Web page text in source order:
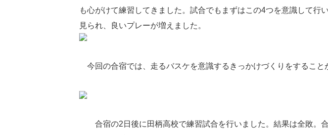
も心がけて練習してきました。試合でもまずはこの4つを意識して行
見られ、良いプレーが増えました。
今回の合宿では、走るバスケを意識するきっかけづくりをすること
合宿の2日後に田柄高校で練習試合を行いました。結果は全敗。